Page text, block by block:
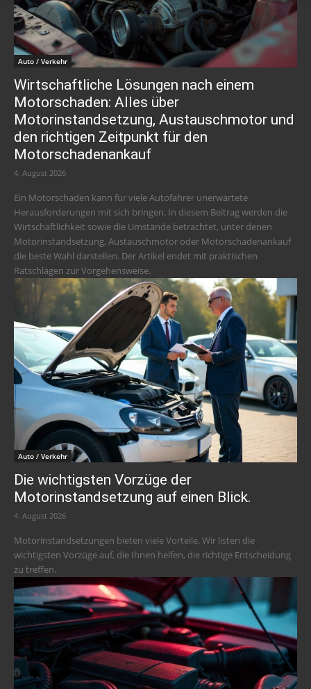
Auto / Verkehr
Wirtschaftliche Lösungen nach einem
Motorschaden: Alles über
Motorinstandsetzung, Austauschmotor und
den richtigen Zeitpunkt für den
Motorschadenankauf
4. August 2026
Ein Motorschaden kann für viele Autofahrer unerwartete
Herausforderungen mit sich bringen. In diesem Beitrag werden die
Wirtschaftlichkeit sowie die Umstände betrachtet, unter denen
Motorinstandsetzung, Austauschmotor oder Motorschadenankauf
die beste Wahl darstellen. Der Artikel endet mit praktischen
Ratschlägen zur Vorgehensweise.
Auto / Verkehr
Die wichtigsten Vorzüge der
Motorinstandsetzung auf einen Blick.
4. August 2026
Motorinstandsetzungen bieten viele Vorteile. Wir listen die
wichtigsten Vorzüge auf, die Ihnen helfen, die richtige Entscheidung
zu treffen.